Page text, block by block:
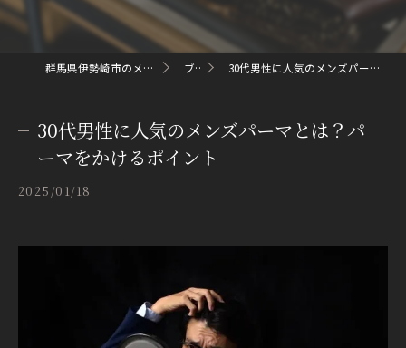
群馬県伊勢崎市のメンズパーマならMr.PLAT ブログ 30代男性に人気のメンズパーマとは？パーマをかけるポイント
30代男性に人気のメンズパーマとは？パ
ーマをかけるポイント
2025/01/18